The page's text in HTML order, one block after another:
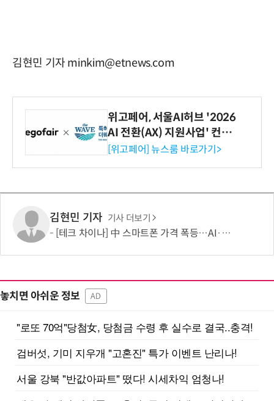
김현민 기자 minkim@etnews.com
위고페어, 서울AI허브 '2026
AI 전환(AX) 지원사업' 컨소
시엄 선정
[위고페어] 뉴스룸 바로가기>
김현민 기자 기사 더보기
[테크 차이나] 中 스마트폰 가격 폭등…AI·5G로 모바일 산업 패러다임 전환 모색
놓치면 아쉬운 정보 AD